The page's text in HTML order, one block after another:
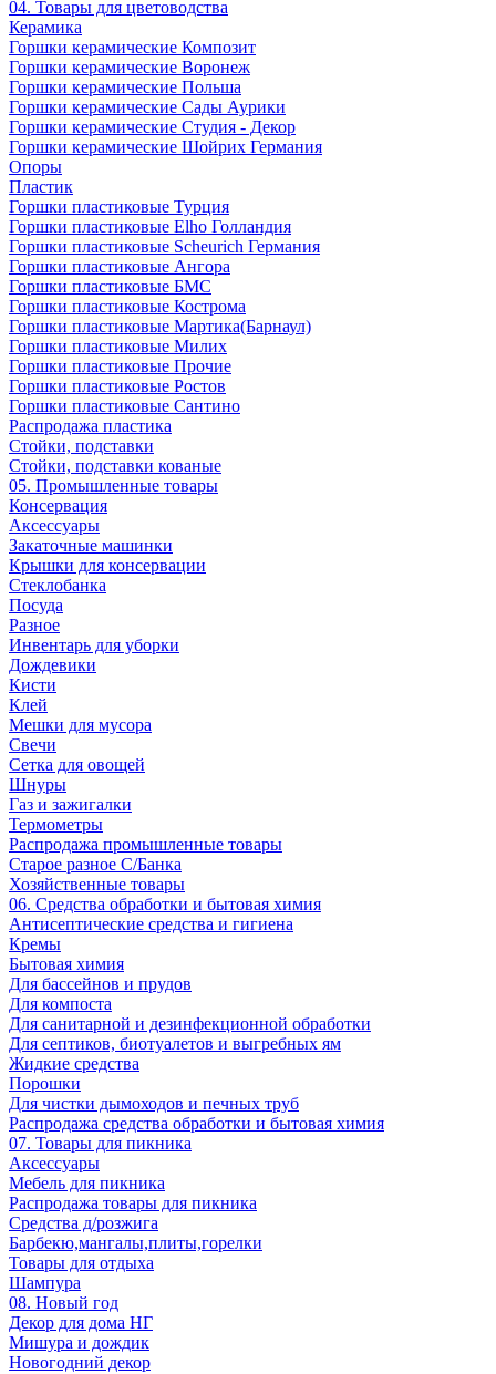
04. Товары для цветоводства
Керамика
Горшки керамические Композит
Горшки керамические Воронеж
Горшки керамические Польша
Горшки керамические Сады Аурики
Горшки керамические Студия - Декор
Горшки керамические Шойрих Германия
Опоры
Пластик
Горшки пластиковые Турция
Горшки пластиковые Elho Голландия
Горшки пластиковые Scheuriсh Германия
Горшки пластиковые Ангора
Горшки пластиковые БМС
Горшки пластиковые Кострома
Горшки пластиковые Мартика(Барнаул)
Горшки пластиковые Милих
Горшки пластиковые Прочие
Горшки пластиковые Ростов
Горшки пластиковые Сантино
Распродажа пластика
Стойки, подставки
Стойки, подставки кованые
05. Промышленные товары
Консервация
Аксессуары
Закаточные машинки
Крышки для консервации
Стеклобанка
Посуда
Разное
Инвентарь для уборки
Дождевики
Кисти
Клей
Мешки для мусора
Свечи
Сетка для овощей
Шнуры
Газ и зажигалки
Термометры
Распродажа промышленные товары
Старое разное С/Банка
Хозяйственные товары
06. Средства обработки и бытовая химия
Антисептические средства и гигиена
Кремы
Бытовая химия
Для бассейнов и прудов
Для компоста
Для санитарной и дезинфекционной обработки
Для септиков, биотуалетов и выгребных ям
Жидкие средства
Порошки
Для чистки дымоходов и печных труб
Распродажа средства обработки и бытовая химия
07. Товары для пикника
Аксессуары
Мебель для пикника
Распродажа товары для пикника
Средства д/розжига
Барбекю,мангалы,плиты,горелки
Товары для отдыха
Шампура
08. Новый год
Декор для дома НГ
Мишура и дождик
Новогодний декор